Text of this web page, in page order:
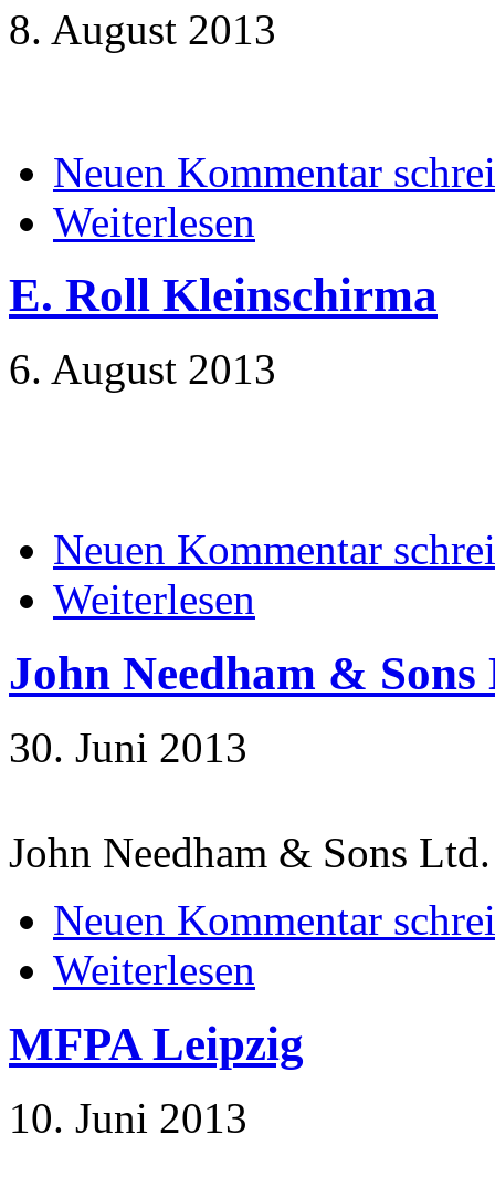
8. August 2013
Neuen Kommentar
Weiterlesen
E. Roll Kleinschirma
6. August 2013
Neuen Kommentar
Weiterlesen
John Needham &
30. Juni 2013
John Needham & Sons
Neuen Kommentar
Weiterlesen
MFPA Leipzig
10. Juni 2013